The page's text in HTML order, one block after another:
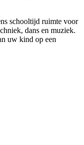
schooltijd ruimte voor
dans en muziek.
uw kind op een